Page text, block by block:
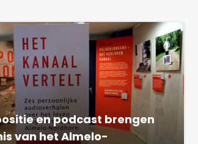
en podcast brengen
van het Almelo-